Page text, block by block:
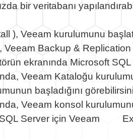
bir veritabanı
), Veeam kurulumunu
Veeam Backup &
ekranında Microsoft
Veeam Kataloğu
başladığını
Veeam konsol
Server için Veeam